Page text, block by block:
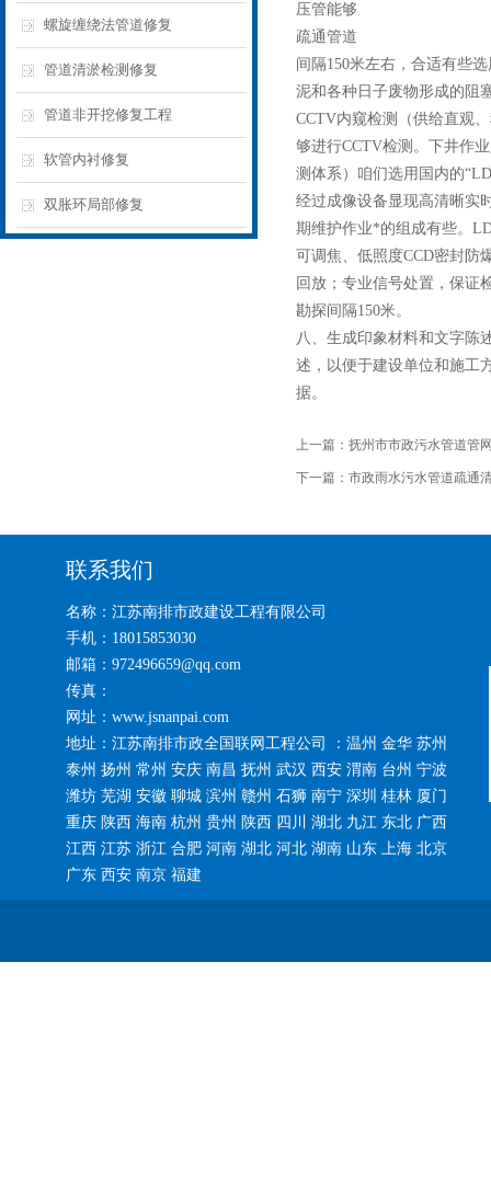
螺旋缠绕法管道修复
管道清淤检测修复
管道非开挖修复工程
软管内衬修复
双胀环局部修复
压管能够
疏通管道
间隔150米左右，合适有些
泥和各种日子废物形成的阻
CCTV内窥检测（供给直观
够进行CCTV检测。下井作
测体系）咱们选用国内的
经过成像设备显现高清晰实
期维护作业*的组成有些。
可调焦、低照度CCD密封防
回放；专业信号处置，保证
勘探间隔150米。
八、生成印象材料和文字陈
述，以便于建设单位和施工
据。
上一篇： 抚州市市政污水管道管
下一篇： 市政雨水污水管道疏通
联系我们
名称：江苏南排市政建设工程有限公司
手机：18015853030
邮箱：972496659@qq.com
传真：
网址：www.jsnanpai.com
地址：江苏南排市政全国联网工程公司 ：温州 金华 苏州
泰州 扬州 常州 安庆 南昌 抚州 武汉 西安 渭南 台州 宁波
潍坊 芜湖 安徽 聊城 滨州 赣州 石狮 南宁 深圳 桂林 厦门
重庆 陕西 海南 杭州 贵州 陕西 四川 湖北 九江 东北 广西
江西 江苏 浙江 合肥 河南 湖北 河北 湖南 山东 上海 北京
广东 西安 南京 福建